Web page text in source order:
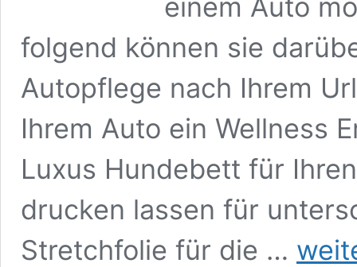
einem Auto
folgend können sie
Autopflege nach Ihrem
Ihrem Auto ein Wellness
Luxus Hundebett für
drucken lassen für
Stretchfolie für die …